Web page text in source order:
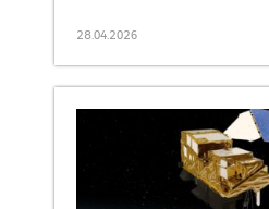
28.04.2026